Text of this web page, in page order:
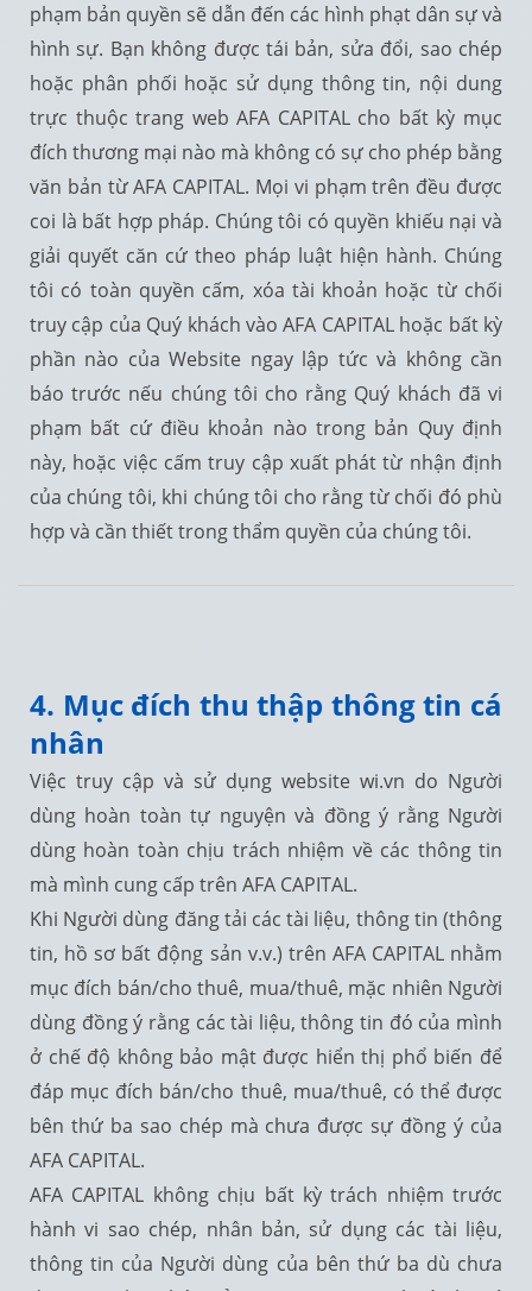
phạm bản quyền sẽ dẫn đến các hình phạt dân sự và
hình sự. Bạn không được tái bản, sửa đổi, sao chép
hoặc phân phối hoặc sử dụng thông tin, nội dung
trực thuộc trang web AFA CAPITAL cho bất kỳ mục
đích thương mại nào mà không có sự cho phép bằng
văn bản từ AFA CAPITAL. Mọi vi phạm trên đều được
coi là bất hợp pháp. Chúng tôi có quyền khiếu nại và
giải quyết căn cứ theo pháp luật hiện hành. Chúng
tôi có toàn quyền cấm, xóa tài khoản hoặc từ chối
truy cập của Quý khách vào AFA CAPITAL hoặc bất kỳ
phần nào của Website ngay lập tức và không cần
báo trước nếu chúng tôi cho rằng Quý khách đã vi
phạm bất cứ điều khoản nào trong bản Quy định
này, hoặc việc cấm truy cập xuất phát từ nhận định
của chúng tôi, khi chúng tôi cho rằng từ chối đó phù
hợp và cần thiết trong thẩm quyền của chúng tôi.
4. Mục đích thu thập thông tin cá
nhân
Việc truy cập và sử dụng website wi.vn do Người
dùng hoàn toàn tự nguyện và đồng ý rằng Người
dùng hoàn toàn chịu trách nhiệm về các thông tin
mà mình cung cấp trên AFA CAPITAL.
Khi Người dùng đăng tải các tài liệu, thông tin (thông
tin, hồ sơ bất động sản v.v.) trên AFA CAPITAL nhằm
mục đích bán/cho thuê, mua/thuê, mặc nhiên Người
dùng đồng ý rằng các tài liệu, thông tin đó của mình
ở chế độ không bảo mật được hiển thị phổ biến để
đáp mục đích bán/cho thuê, mua/thuê, có thể được
bên thứ ba sao chép mà chưa được sự đồng ý của
AFA CAPITAL.
AFA CAPITAL không chịu bất kỳ trách nhiệm trước
hành vi sao chép, nhân bản, sử dụng các tài liệu,
thông tin của Người dùng của bên thứ ba dù chưa